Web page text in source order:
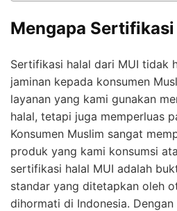
Mengapa
Sertifikasi halal dari MUI tidak
jaminan kepada konsumen
layanan yang kami gunakan
halal, tetapi juga memperluas
Konsumen Muslim sangat
produk yang kami konsumsi
sertifikasi halal MUI adalah
standar yang ditetapkan oleh
dihormati di Indonesia.